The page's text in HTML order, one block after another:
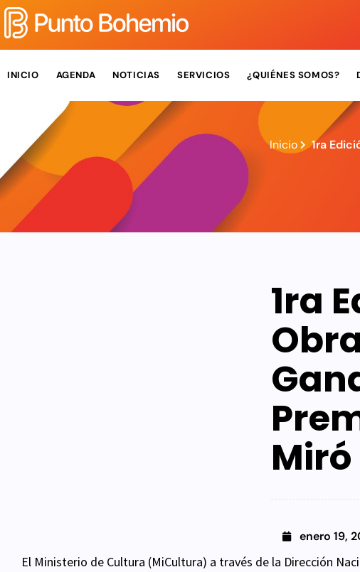
INICIO AGENDA NOTICIAS SERVICIOS ¿QUIÉNES SOMOS?
Inicio 1ra
1ra
Miró
enero 19,
El Ministerio de Cultura (MiCultura) a través de la Dirección